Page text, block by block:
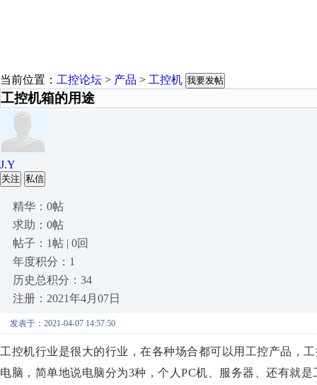
当前位置： 工控论坛 > 产品 > 工控机 我要发帖
工控机箱的用途
J.Y
关注 私信
精华：0帖
求助：0帖
帖子：1帖 | 0回
年度积分：1
历史总积分：34
注册：2021年4月07日
发表于：2021-04-07 14:57:50
工控机行业是很大的行业，在各种场合都可以用工控产品，
电脑，简单地说电脑分为3种，个人PC机、服务器、还有就